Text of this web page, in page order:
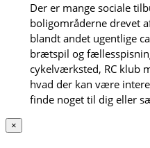
Der er mange sociale
boligområderne drevet
blandt andet ugentlige
brætspil og
cykelværksted, RC klub
hvad der kan være
finde noget til dig eller
×